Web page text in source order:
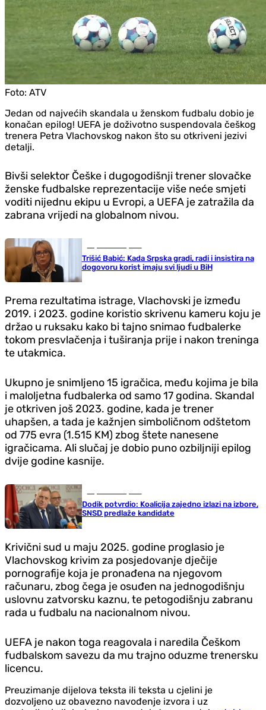
Foto: ATV
Jedan od najvećih skandala u ženskom fudbalu dobio je
konačan epilog! UEFA je doživotno suspendovala češkog
trenera Petra Vlachovskog nakon što su otkriveni jezivi
detalji.
Bivši selektor Češke i dugogodišnji trener slovačke
ženske fudbalske reprezentacije više neće smjeti
voditi nijednu ekipu u Evropi, a UEFA je zatražila da
zabrana vrijedi na globalnom nivou.
Trišić Babić: Kada Srpska gradi, radi i insistira na
dogovoru korist imaju svi ljudi u BiH
Prema rezultatima istrage, Vlachovski je između
2019. i 2023. godine koristio skrivenu kameru koju je
držao u ruksaku kako bi tajno snimao fudbalerke
tokom presvlačenja i tuširanja prije i nakon treninga
te utakmica.
Ukupno je snimljeno 15 igračica, među kojima je bila
i maloljetna fudbalerka od samo 17 godina. Skandal
je otkriven još 2023. godine, kada je trener
uhapšen, a tada je kažnjen simboličnom odštetom
od 775 evra (1.515 KM) zbog štete nanesene
igračicama. Ali slučaj je dobio puno ozbiljniji epilog
dvije godine kasnije.
Dodik potvrdio: Koalicija zajedno izlazi na izbore,
SNSD predlaže kandidate
Krivični sud u maju 2025. godine proglasio je
Vlachovskog krivim za posjedovanje dječije
pornografije koja je pronađena na njegovom
računaru, zbog čega je osuđen na jednogodišnju
uslovnu zatvorsku kaznu, te petogodišnju zabranu
rada u fudbalu na nacionalnom nivou.
UEFA je nakon toga reagovala i naredila Češkom
fudbalskom savezu da mu trajno oduzme trenersku
licencu.
Preuzimanje dijelova teksta ili teksta u cjelini je
dozvoljeno uz obavezno navođenje izvora i uz